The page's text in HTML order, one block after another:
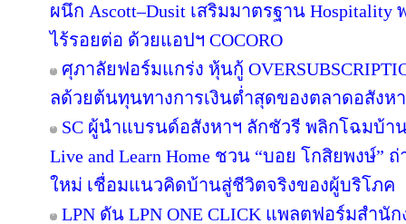
ผนึก Ascott–Dusit เสริมมาตรฐาน
ไร้รอยต่อ ด้วยแอปฯ COCORO
ศุภาลัยฟอร์มแกร่ง หุ้นกู้
ลด้วยต้นทุนทางการเงินต่ำสุดของตลาดอสังห
SC ผู้นำแบรนด์อสังหาฯ ลักชัวรี พลิกโฉมบ้า
Live and Learn Home ชวน “บอย โกสิยพงษ์”
ใหม่ เชื่อมแนวคิดบ้านสู่ชีวิตจริงของผู้บริโภค
LPN ดัน LPN ONE CLICK แพลตฟอร์มสำนั